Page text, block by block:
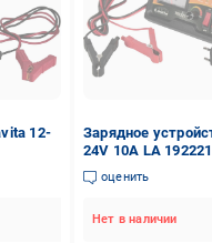
12-
Зарядное
24V 10A LA 192221
оценить
Нет в наличии